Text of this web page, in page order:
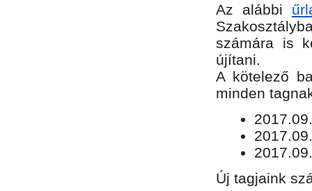
Az alábbi
számára is
újítani.
​A kötelező
minden
Új tagjaink